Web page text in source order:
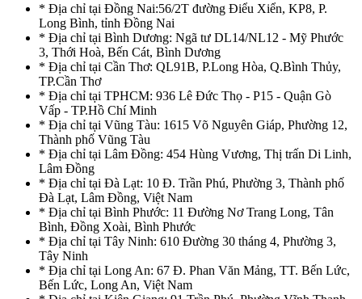
* Địa chỉ tại Đồng Nai:56/2T đường Điểu Xiển, KP8, P.
Long Bình, tỉnh Đồng Nai
* Địa chỉ tại Bình Dương: Ngã tư DL14/NL12 - Mỹ Phước
3, Thới Hoà, Bến Cát, Bình Dương
* Địa chỉ tại Cần Thơ: QL91B, P.Long Hòa, Q.Bình Thủy,
TP.Cần Thơ
* Địa chỉ tại TPHCM: 936 Lê Đức Thọ - P15 - Quận Gò
Vấp - TP.Hồ Chí Minh
* Địa chỉ tại Vũng Tàu: 1615 Võ Nguyên Giáp, Phường 12,
Thành phố Vũng Tàu
* Địa chỉ tại Lâm Đồng: 454 Hùng Vương, Thị trấn Di Linh,
Lâm Đồng
* Địa chỉ tại Đà Lạt: 10 Đ. Trần Phú, Phường 3, Thành phố
Đà Lạt, Lâm Đồng, Việt Nam
* Địa chỉ tại Bình Phước: 11 Đường Nơ Trang Long, Tân
Bình, Đồng Xoài, Bình Phước
* Địa chỉ tại Tây Ninh: 610 Đường 30 tháng 4, Phường 3,
Tây Ninh
* Địa chỉ tại Long An: 67 Đ. Phan Văn Mảng, TT. Bến Lức,
Bến Lức, Long An, Việt Nam